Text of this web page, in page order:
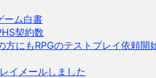
ーム白書
契約数
方にもRPGのテストプレイ依頼開
イメールしました